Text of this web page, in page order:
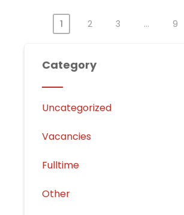
1 2 3 … 9
Category
Uncategorized
Vacancies
Fulltime
Other